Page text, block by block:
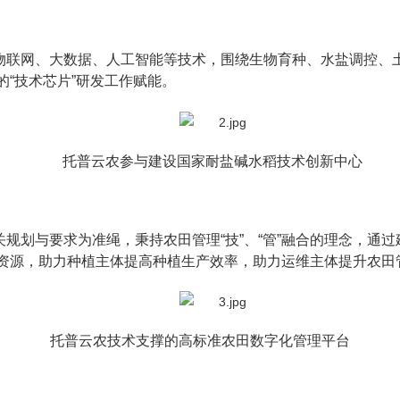
网、大数据、人工智能等技术，围绕生物育种、水盐调控
技术芯片”研发工作赋能。
托普云农参与建设国家耐盐碱水稻技术创新中心
划与要求为准绳，秉持农田管理“技”、“管”融合的理念，通
源，助力种植主体提高种植生产效率，助力运维主体提升农
托普云农技术支撑的高标准农田数字化管理平台